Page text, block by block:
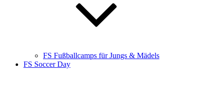
FS Fußballcamps für Jungs & Mädels
FS Soccer Day